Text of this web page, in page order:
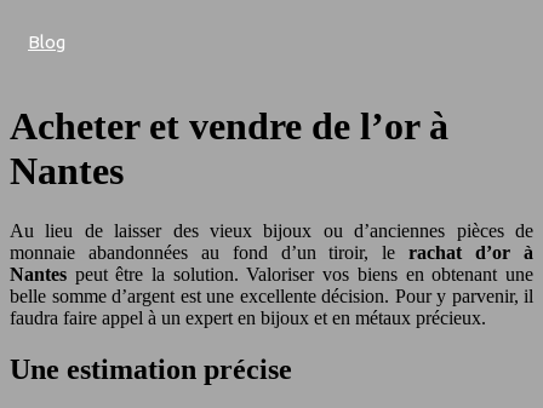
Blog
Acheter et vendre de l’or à
Nantes
Au lieu de laisser des vieux bijoux ou d’anciennes pièces de
monnaie abandonnées au fond d’un tiroir, lerachat d’or à
Nantes peut être la solution. Valoriser vos biens en obtenant une
belle somme d’argent est une excellente décision. Pour y parvenir, il
faudra faire appel à un expert en bijoux et en métaux précieux.
Une estimation précise